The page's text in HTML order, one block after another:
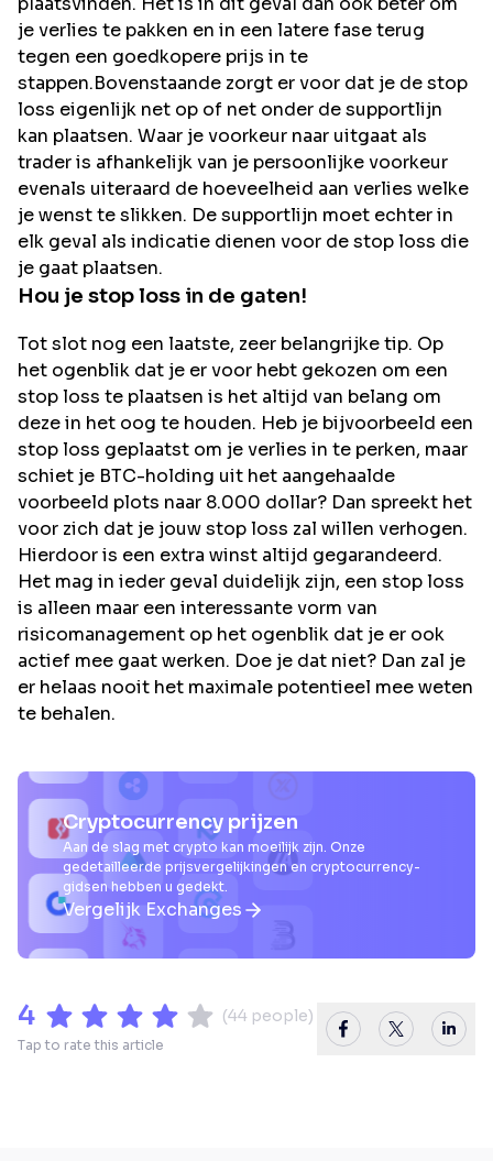
je verlies te pakken en in een latere fase terug
tegen een goedkopere prijs in te
stappen.Bovenstaande zorgt er voor dat je de stop
loss eigenlijk net op of net onder de supportlijn
kan plaatsen. Waar je voorkeur naar uitgaat als
trader is afhankelijk van je persoonlijke voorkeur
evenals uiteraard de hoeveelheid aan verlies welke
je wenst te slikken. De supportlijn moet echter in
elk geval als indicatie dienen voor de stop loss die
je gaat plaatsen.
Hou je stop loss in de gaten!
Tot slot nog een laatste, zeer belangrijke tip. Op
het ogenblik dat je er voor hebt gekozen om een
stop loss te plaatsen is het altijd van belang om
deze in het oog te houden. Heb je bijvoorbeeld een
stop loss geplaatst om je verlies in te perken, maar
schiet je BTC-holding uit het aangehaalde
voorbeeld plots naar 8.000 dollar? Dan spreekt het
voor zich dat je jouw stop loss zal willen verhogen.
Hierdoor is een extra winst altijd gegarandeerd.
Het mag in ieder geval duidelijk zijn, een stop loss
is alleen maar een interessante vorm van
risicomanagement op het ogenblik dat je er ook
actief mee gaat werken. Doe je dat niet? Dan zal je
er helaas nooit het maximale potentieel mee weten
te behalen.
Cryptocurrency prijzen
Aan de slag met crypto kan moeilijk zijn. Onze
gedetailleerde prijsvergelijkingen en cryptocurrency-
gidsen hebben u gedekt.
Vergelijk Exchanges
4 (44 people)
Tap to rate this article